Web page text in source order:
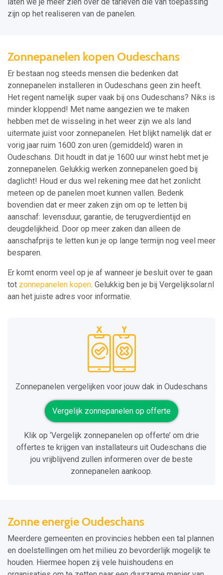
laten we je meer zien over de tarieven die van toepassing
zijn op het realiseren van de panelen.
Zonnepanelen kopen Oudeschans
Er bestaan nog steeds mensen die bedenken dat
zonnepanelen installeren in Oudeschans geen zin heeft.
Het regent namelijk super vaak bij ons Oudeschans? Niks is
minder kloppend! Met name aangezien we te maken
hebben met de wisseling in het weer zijn we als land
uitermate juist voor zonnepanelen. Het blijkt namelijk dat er
vorig jaar ruim 1600 zon uren (gemiddeld) waren in
Oudeschans. Dit houdt in dat je 1600 uur winst hebt met je
zonnepanelen. Gelukkig werken zonnepanelen goed bij
daglicht! Houd er dus wel rekening mee dat het zonlicht
meteen op de panelen moet kunnen vallen. Bedenk
bovendien dat er meer zaken zijn om op te letten bij
aanschaf: levensduur, garantie, de terugverdientijd en
deugdelijkheid. Door op meer zaken dan alleen de
aanschafprijs te letten kun je op lange termijn nog veel meer
besparen.
Er komt enorm veel op je af wanneer je besluit over te gaan
tot zonnepanelen kopen. Gelukkig ben je bij Vergelijksolar.nl
aan het juiste adres voor informatie.
Zonnepanelen vergelijken voor jouw dak in Oudeschans
Vergelijk zonnepanelen op offerte
Klik op ‘Vergelijk zonnepanelen op offerte’ om drie
offertes te krijgen van installateurs uit Oudeschans die
jou vrijblijvend zullen informeren over de beste
zonnepanelen aankoop.
Zonne energie Oudeschans
Meerdere gemeenten en provincies hebben een tal plannen
en doelstellingen om het milieu zo bevorderlijk mogelijk te
houden. Hiermee hopen zij vele huishoudens en